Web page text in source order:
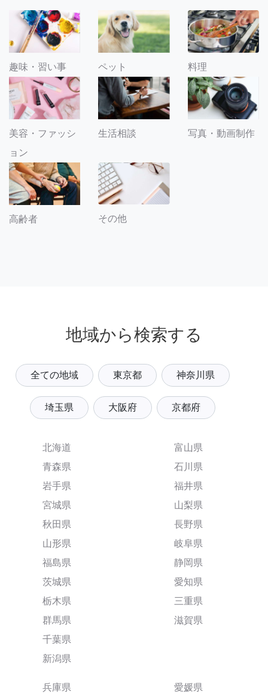
趣味・習い事 ペット 料理
美容・ファッシ
ョン
生活相談 写真・動画制作
高齢者 その他
地域から検索する
全ての地域 東京都 神奈川県
埼玉県 大阪府 京都府
北海道
青森県
岩手県
宮城県
秋田県
山形県
福島県
茨城県
栃木県
群馬県
千葉県
新潟県
富山県
石川県
福井県
山梨県
長野県
岐阜県
静岡県
愛知県
三重県
滋賀県
兵庫県
愛媛県